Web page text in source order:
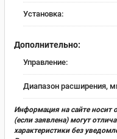
Установка:
Дополнительно:
Управление:
Диапазон расширения,
Информация на сайте носит
(если заявлена) могут
характеристики без